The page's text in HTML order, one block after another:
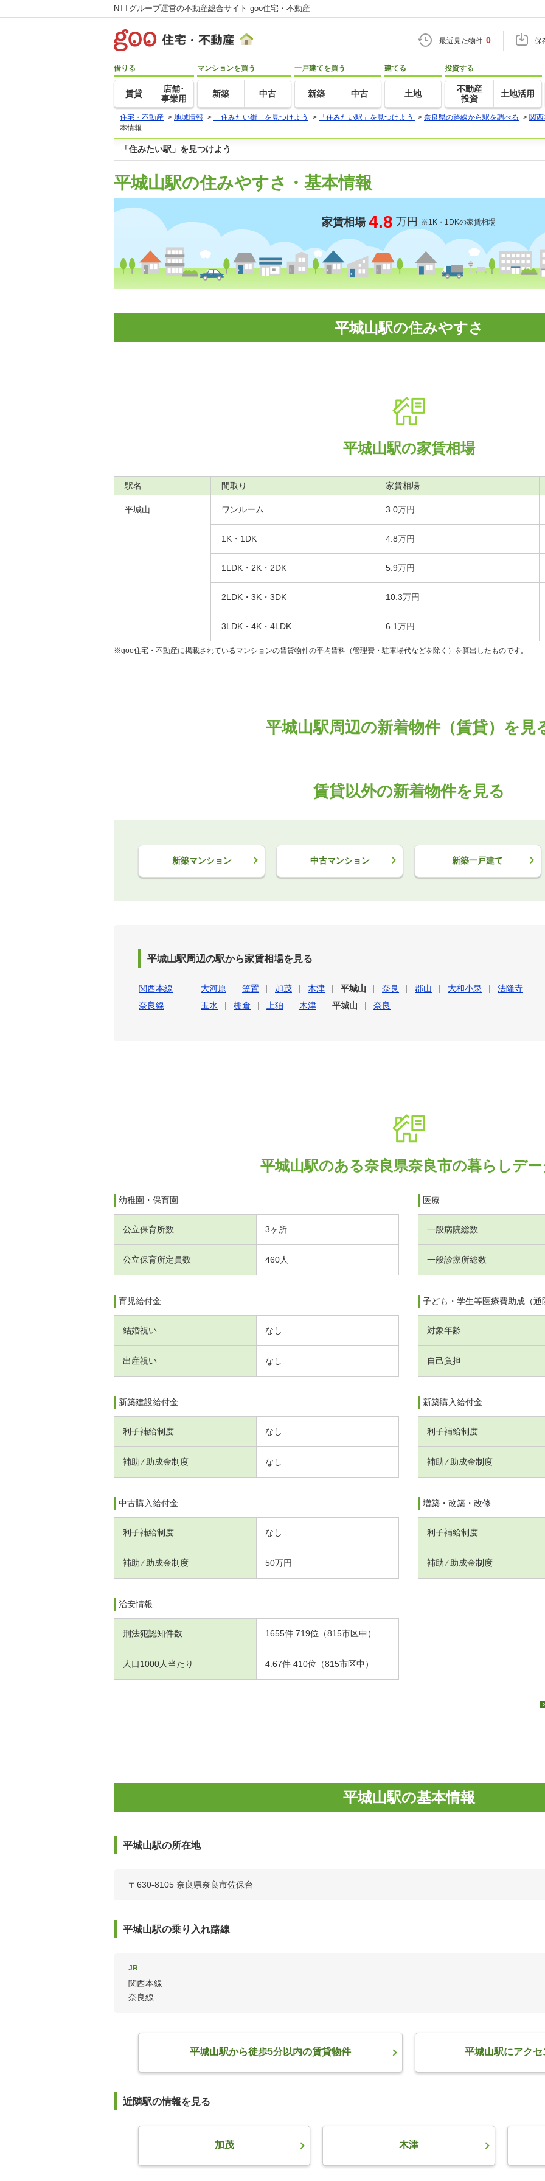
NTTグループ運営の不動産総合サイト goo住宅・不動産
最近見た物件 0 保
借りる
賃貸
店舗･
事業用
マンションを買う
新築 中古
一戸建てを買う
新築 中古
建てる
土地
投資する
不動産
投資
土地活用
住宅・不動産 > 地域情報 > 「住みたい街」を見つけよう > 「住みたい駅」を見つけよう > 奈良県の路線から駅を調べる > 関
本情報
「住みたい駅」を見つけよう
平城山駅の住みやすさ・基本情報
家賃相場 4.8 万円 ※1K・1DKの家賃相場
平城山駅の住みやすさ
平城山駅の家賃相場
駅名 間取り 家賃相場
平城山 ワンルーム 3.0万円
1K・1DK 4.8万円
1LDK・2K・2DK 5.9万円
2LDK・3K・3DK 10.3万円
3LDK・4K・4LDK 6.1万円
※goo住宅・不動産に掲載されているマンションの賃貸物件の平均賃料（管理費・駐車場代などを除く）を算出したものです。
平城山駅周辺の新着物件（賃貸）を見
賃貸以外の新着物件を見る
新築マンション 中古マンション 新築一戸建て
平城山駅周辺の駅から家賃相場を見る
関西本線 大河原 笠置 加茂 木津 平城山 奈良 郡山 大和小泉
法隆寺
奈良線
玉水 棚倉 上狛 木津 平城山 奈良
平城山駅のある奈良県奈良市の暮らしデー
幼稚園・保育園
公立保育所数 3ヶ所
公立保育所定員数 460人
医療
一般病院総数
一般診療所総数
育児給付金
結婚祝い なし
出産祝い なし
子ども・学生等医療費助成（通
対象年齢
自己負担
新築建設給付金
利子補給制度 なし
補助 ⁄ 助成金制度 なし
新築購入給付金
利子補給制度
補助 ⁄ 助成金制度
中古購入給付金
利子補給制度 なし
補助 ⁄ 助成金制度 50万円
増築・改築・改修
利子補給制度
補助 ⁄ 助成金制度
治安情報
刑法犯認知件数 1655件 719位（815市区中）
人口1000人当たり 4.67件 410位（815市区中）
平城山駅の基本情報
平城山駅の所在地
〒630-8105 奈良県奈良市佐保台
平城山駅の乗り入れ路線
JR
関西本線
奈良線
平城山駅から徒歩5分以内の賃貸物件 平城山駅にアク
近隣駅の情報を見る
加茂 木津